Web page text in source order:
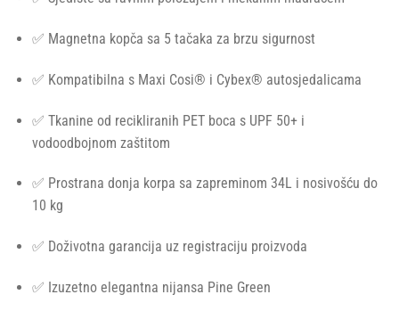
✅ Magnetna kopča sa 5 tačaka za brzu sigurnost
✅ Kompatibilna s Maxi Cosi® i Cybex® autosjedalicama
✅ Tkanine od recikliranih PET boca s UPF 50+ i
vodoodbojnom zaštitom
✅ Prostrana donja korpa sa zapreminom 34L i nosivošću do
10 kg
✅ Doživotna garancija uz registraciju proizvoda
✅ Izuzetno elegantna nijansa Pine Green